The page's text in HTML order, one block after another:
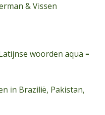
& Vissen
woorden aqua =
in Brazilië, Pakistan,